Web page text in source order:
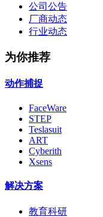
公司公告
厂商动态
行业动态
为你推荐
动作捕捉
FaceWare
STEP
Teslasuit
ART
Cyberith
Xsens
解决方案
教育科研